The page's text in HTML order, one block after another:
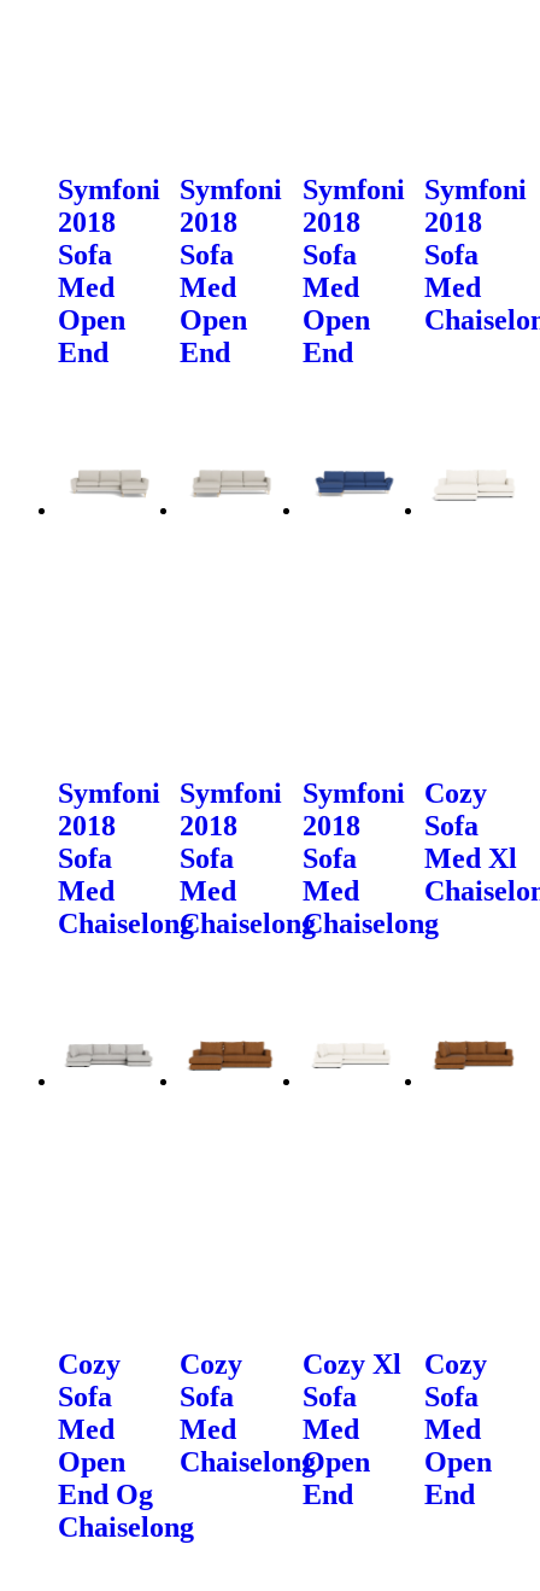
Symfoni
2018
Sofa
Med
Open
End
Symfoni
2018
Sofa
Med
Open
End
Symfoni
2018
Sofa
Med
Open
End
Symfoni
2018
Sofa
Med
Symfoni
2018
Sofa
Med
Chaiselong
Symfoni
2018
Sofa
Med
Chaiselong
Symfoni
2018
Sofa
Med
Chaiselong
Cozy
Sofa
Med Xl
Cozy
Sofa
Med
Open
End Og
Chaiselong
Cozy
Sofa
Med
Chaiselong
Cozy Xl
Sofa
Med
Open
End
Cozy
Sofa
Med
Open
End